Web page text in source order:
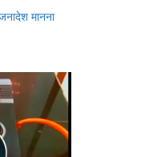
मानना